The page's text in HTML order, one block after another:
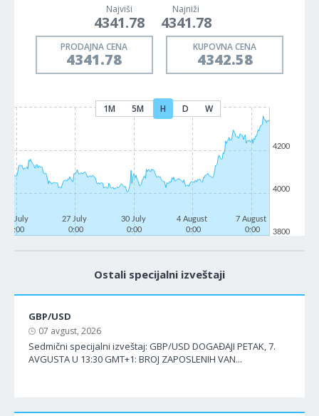
Najviši
4341.78
Najniži
4341.78
PRODAJNA CENA
4341.78
KUPOVNA CENA
4342.58
1M 5M H D W
22 July
0:00
27 July
0:00
30 July
0:00
4 August
0:00
7 August
0:00
3800
4000
4200
Ostali specijalni izveštaji
GBP/USD
07 avgust, 2026
Sedmični specijalni izveštaj: GBP/USD DOGAĐAJI PETAK, 7.
AVGUSTA U 13:30 GMT+1: BROJ ZAPOSLENIH VAN...